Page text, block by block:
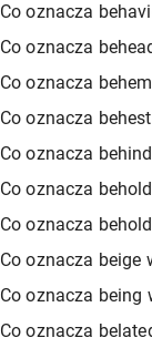
Co oznacza
Co oznacza
Co oznacza
Co oznacza
Co oznacza
Co oznacza
Co oznacza
Co oznacza beige
Co oznacza being
Co oznacza